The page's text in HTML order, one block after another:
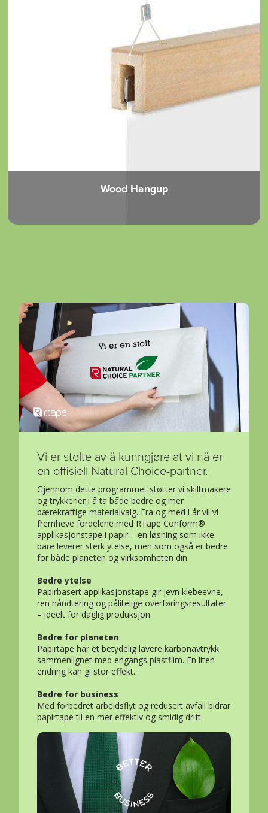
Wood Hangup
Vi er stolte av å kunngjøre at vi nå er
en offisiell Natural Choice-partner.
Gjennom dette programmet støtter vi skiltmakere
og trykkerier i å ta både bedre og mer
bærekraftige materialvalg. Fra og med i år vil vi
fremheve fordelene med RTape Conform®
applikasjonstape i papir – en løsning som ikke
bare leverer sterk ytelse, men som også er bedre
for både planeten og virksomheten din.
Bedre ytelse
Papirbasert applikasjonstape gir jevn klebeevne,
ren håndtering og pålitelige overføringsresultater
– ideelt for daglig produksjon.
Bedre for planeten
Papirtape har et betydelig lavere karbonavtrykk
sammenlignet med engangs plastfilm. En liten
endring kan gi stor effekt.
Bedre for business
Med forbedret arbeidsflyt og redusert avfall bidrar
papirtape til en mer effektiv og smidig drift.